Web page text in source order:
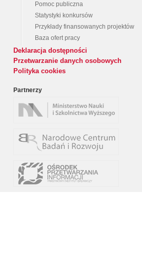
Pomoc publiczna
Statystyki konkursów
Przykłady finansowanych projektów
Baza ofert pracy
Deklaracja dostępności
Przetwarzanie danych osobowych
Polityka cookies
Partnerzy